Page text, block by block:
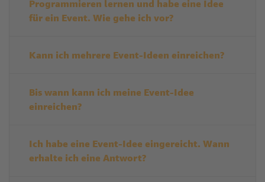
Programmieren lernen und habe eine Idee
für ein Event. Wie gehe ich vor?
Kann ich mehrere Event-Ideen einreichen?
Bis wann kann ich meine Event-Idee
einreichen?
Ich habe eine Event-Idee eingereicht. Wann
erhalte ich eine Antwort?